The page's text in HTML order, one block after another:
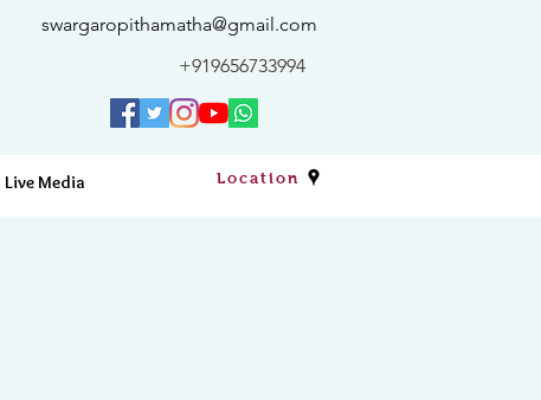
swargaropithamatha@gmail.com
+919656733994
Live Media Location